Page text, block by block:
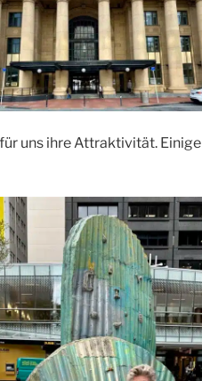
uns ihre Attraktivität. Einige